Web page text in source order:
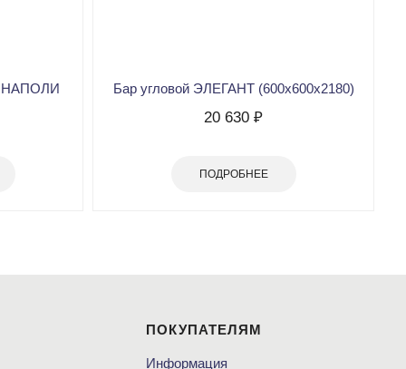
НАПОЛИ Бар угловой ЭЛЕГАНТ (600х600х2180)
20 630 ₽
ПОДРОБНЕЕ
ПОКУПАТЕЛЯМ
Информация